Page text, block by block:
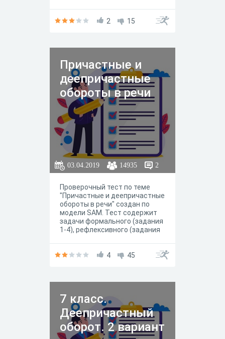
конце. По вопросам
задание даётся один балл.
А.Е. 2 курс, филологический
факультет
2 15
Причастные и
деепричастные
обороты в речи
03.04.2019 14935 2
Проверочный тест по теме
"Причастные и деепричастные
обороты в речи" создан по
модели SAM. Тест содержит
задачи формального (задания
1-4), рефлексивного (задания
построение помогает
содержания. Максимально
распределение баллов по
уровням одинаковое.
4 45
7 класс.
Деепричастный
оборот. 2 вариант